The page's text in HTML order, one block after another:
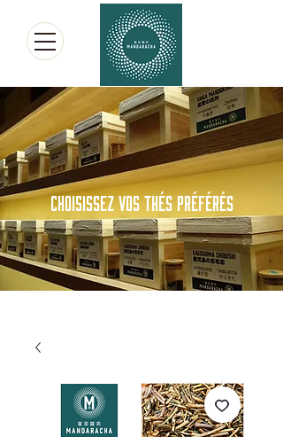
CHOISISSEZ VOS THÉS PRÉFÉRÉS